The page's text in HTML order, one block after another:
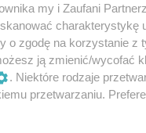
my i Zaufani
charakterystykę
zgodę na korzystanie z
ją zmienić/wycofać
. Niektóre rodzaje
przetwarzaniu.